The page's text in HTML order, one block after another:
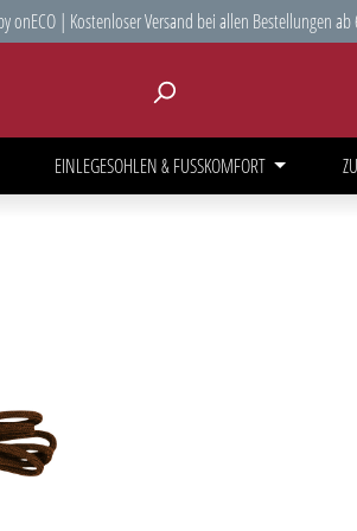
onECO | Kostenloser Versand bei allen Bestellungen
EINLEGESOHLEN & FUSSKOMFORT